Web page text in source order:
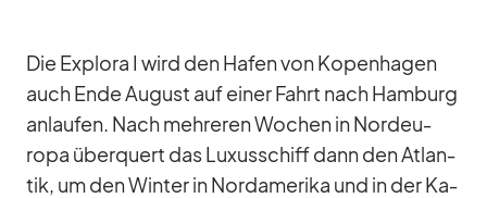
Die Ex­plora I wird den Ha­fen von Ko­pen­ha­gen
auch Ende Au­gust auf ei­ner Fahrt nach Ham­burg
an­lau­fen. Nach meh­re­ren Wo­chen in Nord­eu­
ropa über­quert das Lu­xus­schiff dann den At­lan­
tik, um den Win­ter in Nord­ame­rika und in der Ka­